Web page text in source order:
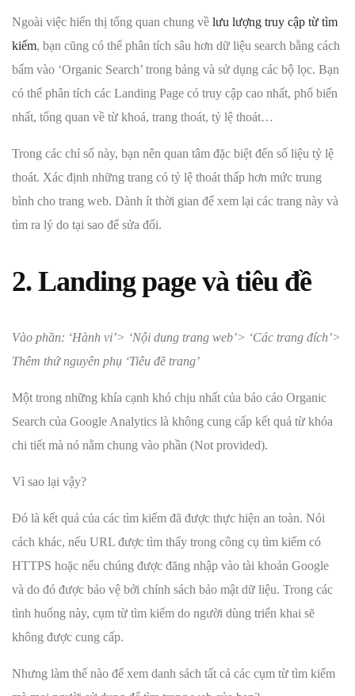
Ngoài việc hiển thị tổng quan chung về lưu lượng truy cập từ tìm
kiếm, bạn cũng có thể phân tích sâu hơn dữ liệu search bằng cách
bấm vào ‘Organic Search’ trong bảng và sử dụng các bộ lọc. Bạn
có thể phân tích các Landing Page có truy cập cao nhất, phổ biến
nhất, tổng quan về từ khoá, trang thoát, tỷ lệ thoát…
Trong các chỉ số này, bạn nên quan tâm đặc biệt đến số liệu tỷ lệ
thoát. Xác định những trang có tỷ lệ thoát thấp hơn mức trung
bình cho trang web. Dành ít thời gian để xem lại các trang này và
tìm ra lý do tại sao để sửa đổi.
2. Landing page và tiêu đề
Vào phần: ‘Hành vi’> ‘Nội dung trang web’> ‘Các trang đích’>
Thêm thứ nguyên phụ ‘Tiêu đề trang’
Một trong những khía cạnh khó chịu nhất của báo cáo Organic
Search của Google Analytics là không cung cấp kết quả từ khóa
chi tiết mà nó nằm chung vào phần (Not provided).
Vì sao lại vậy?
Đó là kết quả của các tìm kiếm đã được thực hiện an toàn. Nói
cách khác, nếu URL được tìm thấy trong công cụ tìm kiếm có
HTTPS hoặc nếu chúng được đăng nhập vào tài khoản Google
và do đó được bảo vệ bởi chính sách bảo mật dữ liệu. Trong các
tình huống này, cụm từ tìm kiếm do người dùng triển khai sẽ
không được cung cấp.
Nhưng làm thế nào để xem danh sách tất cả các cụm từ tìm kiếm